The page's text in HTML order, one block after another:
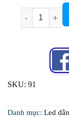
Đèn Rọi
SKU: 91
Danh mục: Led